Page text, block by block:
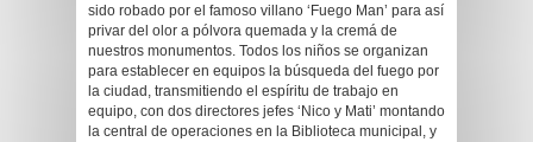
sido robado por el famoso villano ‘Fuego Man’ para así
privar del olor a pólvora quemada y la cremá de
nuestros monumentos. Todos los niños se organizan
para establecer en equipos la búsqueda del fuego por
la ciudad, transmitiendo el espíritu de trabajo en
equipo, con dos directores jefes ‘Nico y Mati’ montando
la central de operaciones en la Biblioteca municipal, y